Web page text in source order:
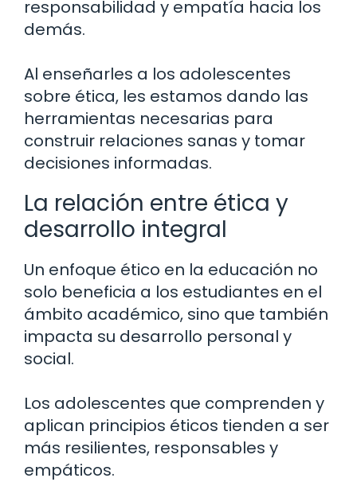
responsabilidad y empatía hacia los
demás.
Al enseñarles a los adolescentes
sobre ética, les estamos dando las
herramientas necesarias para
construir relaciones sanas y tomar
decisiones informadas.
La relación entre ética y
desarrollo integral
Un enfoque ético en la educación no
solo beneficia a los estudiantes en el
ámbito académico, sino que también
impacta su desarrollo personal y
social.
Los adolescentes que comprenden y
aplican principios éticos tienden a ser
más resilientes, responsables y
empáticos.